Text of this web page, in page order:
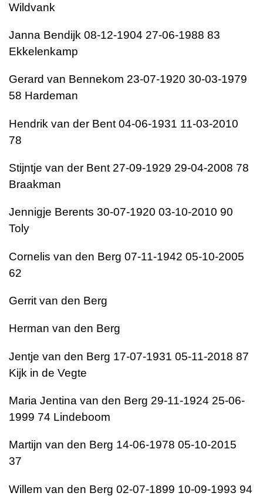
Wildvank
Janna Bendijk 08-12-1904 27-06-1988 83
Ekkelenkamp
Gerard van Bennekom 23-07-1920 30-03-1979
58 Hardeman
Hendrik van der Bent 04-06-1931 11-03-2010
78
Stijntje van der Bent 27-09-1929 29-04-2008 78
Braakman
Jennigje Berents 30-07-1920 03-10-2010 90
Toly
Cornelis van den Berg 07-11-1942 05-10-2005
62
Gerrit van den Berg
Herman van den Berg
Jentje van den Berg 17-07-1931 05-11-2018 87
Kijk in de Vegte
Maria Jentina van den Berg 29-11-1924 25-06-
1999 74 Lindeboom
Martijn van den Berg 14-06-1978 05-10-2015
37
Willem van den Berg 02-07-1899 10-09-1993 94